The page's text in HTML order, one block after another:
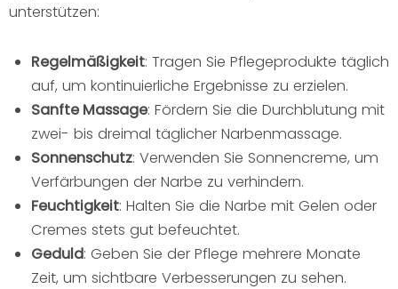
unterstützen:
Regelmäßigkeit: Tragen Sie Pflegeprodukte täglich
auf, um kontinuierliche Ergebnisse zu erzielen.
Sanfte Massage: Fördern Sie die Durchblutung mit
zwei- bis dreimal täglicher Narbenmassage.
Sonnenschutz: Verwenden Sie Sonnencreme, um
Verfärbungen der Narbe zu verhindern.
Feuchtigkeit: Halten Sie die Narbe mit Gelen oder
Cremes stets gut befeuchtet.
Geduld: Geben Sie der Pflege mehrere Monate
Zeit, um sichtbare Verbesserungen zu sehen.